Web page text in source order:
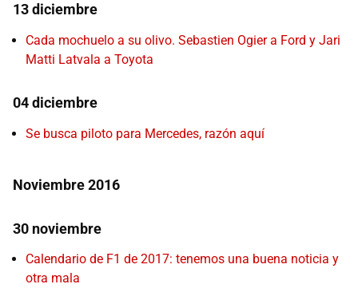
13 diciembre
Cada mochuelo a su olivo. Sebastien Ogier a Ford y Jari
Matti Latvala a Toyota
04 diciembre
Se busca piloto para Mercedes, razón aquí
Noviembre 2016
30 noviembre
Calendario de F1 de 2017: tenemos una buena noticia y
otra mala